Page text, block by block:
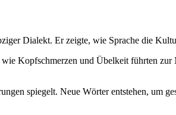
Dialekt. Er zeigte, wie Sprache die
Kopfschmerzen und Übelkeit führten zur
spiegelt. Neue Wörter entstehen, um